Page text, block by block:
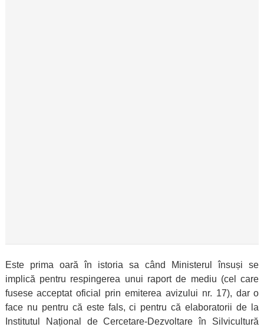
Este prima oară în istoria sa când Ministerul însuși se
implică pentru respingerea unui raport de mediu (cel care
fusese acceptat oficial prin emiterea avizului nr. 17), dar o
face nu pentru că este fals, ci pentru că elaboratorii de la
Institutul Național de Cercetare-Dezvoltare în Silvicultură